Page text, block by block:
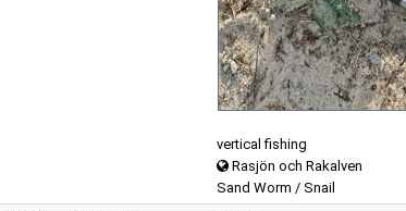
vertical fishing
Rasjön och Rakalven
Sand Worm / Snail